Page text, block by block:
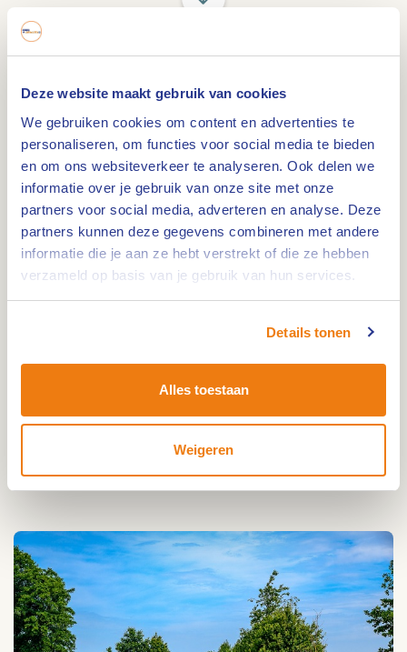
Deze website maakt gebruik van cookies
We gebruiken cookies om content en advertenties te
personaliseren, om functies voor social media te bieden
en om ons websiteverkeer te analyseren. Ook delen we
informatie over je gebruik van onze site met onze
partners voor social media, adverteren en analyse. Deze
partners kunnen deze gegevens combineren met andere
informatie die je aan ze hebt verstrekt of die ze hebben
verzameld op basis van je gebruik van hun services.
Details tonen
Alles toestaan
Weigeren
Mooie routes langs
In het hart van Limburg, waar schitterende
natuurlandschappen en pittoreske dorpjes elkaar
afwisselen, komt de zomer pas echt goed tot
leven op twee wielen. Het is de perfecte tijd van
het jaar om je fiets te pakken en te genieten van
de prachtige natuur en het gezellige Limburgse
leven. Met een uitgebreid netwerk van fietspaden
verfrissend drankje en proeven van de lokale
specialiteiten, zoals een heerlijk stuk Limburgse
vlaai. Wij hebben zeven mooie zomerse fietsroutes
voor je uitgelicht.